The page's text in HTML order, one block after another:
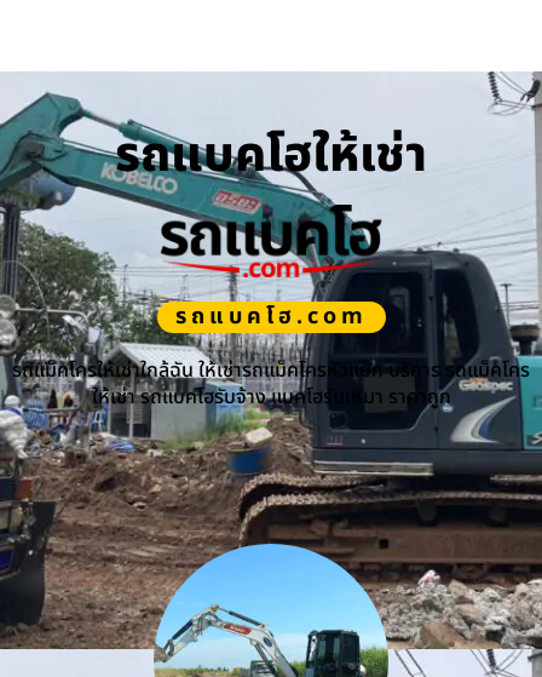
รถแบคโฮให้เช่า
รถแบคโฮ.com
รถแม็คโครให้เช่าใกล้ฉัน ให้เช่ารถแม็คโครหัวแย็ก บริการ รถแม็คโคร
ให้เช่า รถแบคโฮรับจ้าง แบคโฮรับเหมา ราคาถูก